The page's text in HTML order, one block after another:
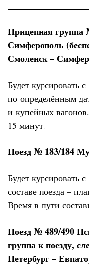
Прицепная группа
Симферополь
Смоленск –
Будет курсировать
по определённым
и купейных
15 минут.
Поезд № 183/184
Будет курсировать
составе поезда –
Время в пути
Поезд № 489/490
группа к поезду,
Петербург –